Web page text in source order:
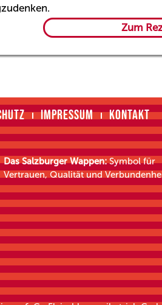
Zum
IMPRESSUM KONTAKT
Das Salzburger Wappen:Symbol für
Vertrauen, Qualität und